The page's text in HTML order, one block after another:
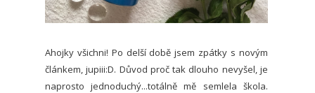
Ahojky všichni! Po delší době jsem zpátky s novým
článkem, jupiii:D. Důvod proč tak dlouho nevyšel, je
naprosto jednoduchý...totálně mě semlela škola.